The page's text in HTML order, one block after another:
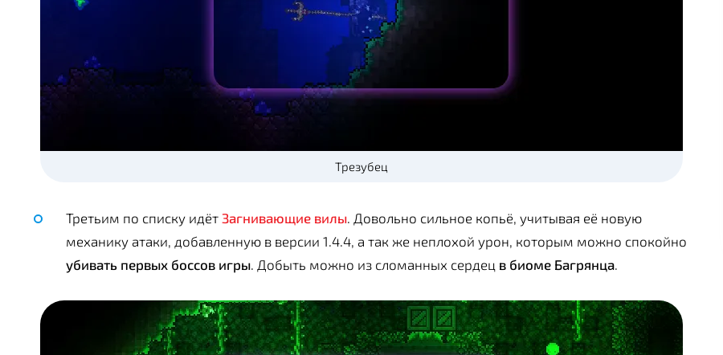
Трезубец
Третьим по списку идёт Загнивающие вилы. Довольно сильное копьё, учитывая её новую
механику атаки, добавленную в версии 1.4.4, а так же неплохой урон, которым можно спокойно
убивать первых боссов игры. Добыть можно из сломанных сердец в биоме Багрянца.